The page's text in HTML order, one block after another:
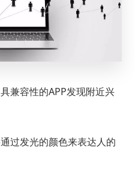
兼容性的APP发现附近兴
过发光的颜色来表达人的